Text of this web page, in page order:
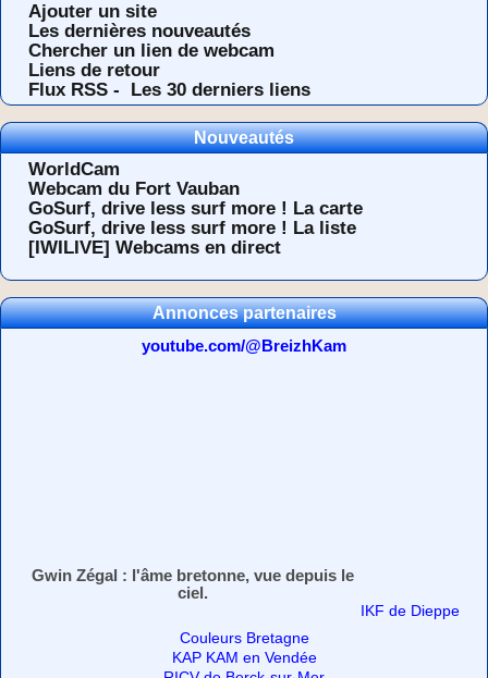
Ajouter un site
Les dernières nouveautés
Chercher un lien de webcam
Liens de retour
Flux RSS -
Les 30 derniers liens
Nouveautés
WorldCam
Webcam du Fort Vauban
GoSurf, drive less surf more ! La carte
GoSurf, drive less surf more ! La liste
[IWILIVE] Webcams en direct
Annonces partenaires
youtube.com/@BreizhKam
Gwin Zégal : l'âme bretonne, vue depuis le
ciel.
IKF de Dieppe
Couleurs Bretagne
KAP KAM en Vendée